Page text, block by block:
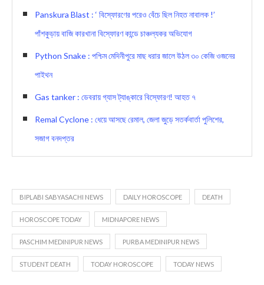
Panskura Blast : ‘ বিস্ফোরণের পরেও বেঁচে ছিল নিহত নাবালক !’
পাঁশকুড়ায় বাজি কারখানা বিস্ফোরণ কান্ডে চাঞ্চল্যকর অভিযোগ
Python Snake : পশ্চিম মেদিনীপুরে মাছ ধরার জালে উঠল ৩০ কেজি ওজনের
পাইথন
Gas tanker : ডেবরায় গ্যাস ট্যাঙ্কারে বিস্ফোরণ! আহত ৭
Remal Cyclone : ধেয়ে আসছে রেমাল, জেলা জুড়ে সতর্কবার্তা পুলিশের,
সজাগ বনদপ্তর
BIPLABI SABYASACHI NEWS DAILY HOROSCOPE DEATH
HOROSCOPE TODAY MIDNAPORE NEWS
PASCHIM MEDINIPUR NEWS PURBA MEDINIPUR NEWS
STUDENT DEATH TODAY HOROSCOPE TODAY NEWS